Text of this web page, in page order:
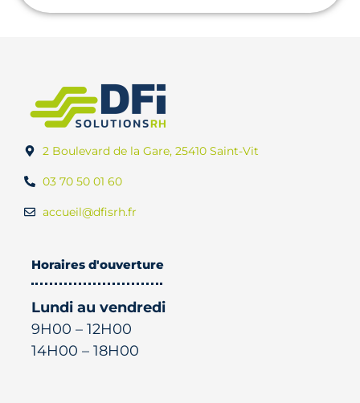
2 Boulevard de la Gare, 25410 Saint-Vit
03 70 50 01 60
accueil@dfisrh.fr
Horaires d'ouverture
Lundi au vendredi
9H00 – 12H00
14H00 – 18H00